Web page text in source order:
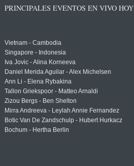
PRINCIPALES EVENTOS EN VIVO HOY
Vietnam - Cambodia
Singapore - Indonesia
Iva Jovic - Alina Korneeva
Daniel Merida Aguilar - Alex Michelsen
Ann Li - Elena Rybakina
Tallon Griekspoor - Matteo Arnaldi
Zizou Bergs - Ben Shelton
Mirra Andreeva - Leylah Annie Fernandez
Botic Van De Zandschulp - Hubert Hurkacz
Bochum - Hertha Berlin